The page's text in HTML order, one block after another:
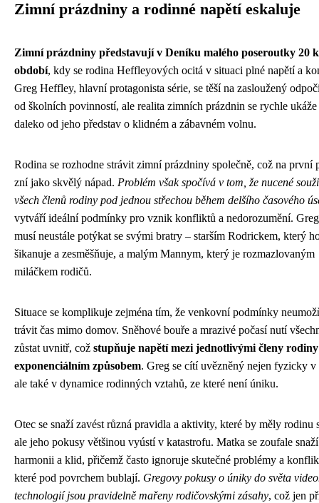
Zimní prázdniny a rodinné napětí eskaluje
Zimní prázdniny představují v Deníku malého poseroutky 20
období, kdy se rodina Heffleyových ocitá v situaci plné napětí a
Greg Heffley, hlavní protagonista série, se těší na zasloužený
od školních povinností, ale realita zimních prázdnin se rychle
daleko od jeho představ o klidném a zábavném volnu.
Rodina se rozhodne strávit zimní prázdniny společně, což na první
zní jako skvělý nápad. Problém však spočívá v tom, že nucené
všech členů rodiny pod jednou střechou během delšího časového
vytváří ideální podmínky pro vznik konfliktů a nedorozumění.
musí neustále potýkat se svými bratry – starším Rodrickem, který
šikanuje a zesměšňuje, a malým Mannym, který je rozmazlovaným
miláčkem rodičů.
Situace se komplikuje zejména tím, že venkovní podmínky
trávit čas mimo domov. Sněhové bouře a mrazivé počasí nutí
zůstat uvnitř, což stupňuje napětí mezi jednotlivými členy rodiny
exponenciálním způsobem. Greg se cítí uvězněný nejen fyzicky v
ale také v dynamice rodinných vztahů, ze které není úniku.
Otec se snaží zavést různá pravidla a aktivity, které by měly rodinu
ale jeho pokusy většinou vyústí v katastrofu. Matka se zoufale
harmonii a klid, přičemž často ignoruje skutečné problémy a
které pod povrchem bublají. Gregovy pokusy o úniky do světa
technologií jsou pravidelně mařeny rodičovskými zásahy, což jen